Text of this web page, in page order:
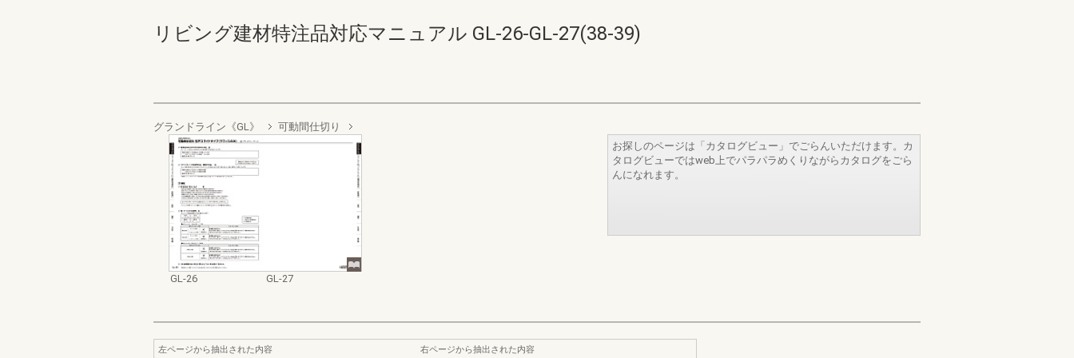
リビング建材特注品対応マニュアル GL-26-GL-27(38-39)
グランドライン《GL》 可動間仕切り
GL-26 GL-27
お探しのページは「カタログビュー」でごらんいただけます。カ
タログビューではweb上でパラパラめくりながらカタログをごら
んになれます。
左ページから抽出された内容
右ページから抽出された内容